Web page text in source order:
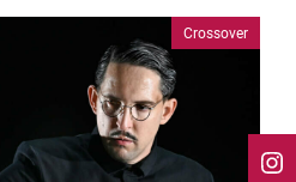
Crossover